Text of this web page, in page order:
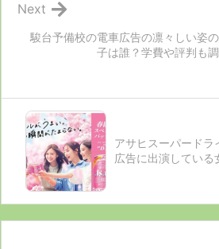
駿台予備校の電車広告の凛々しい姿
子は誰？学費や評判も調
Next
アサヒスーパード
広告に出演している